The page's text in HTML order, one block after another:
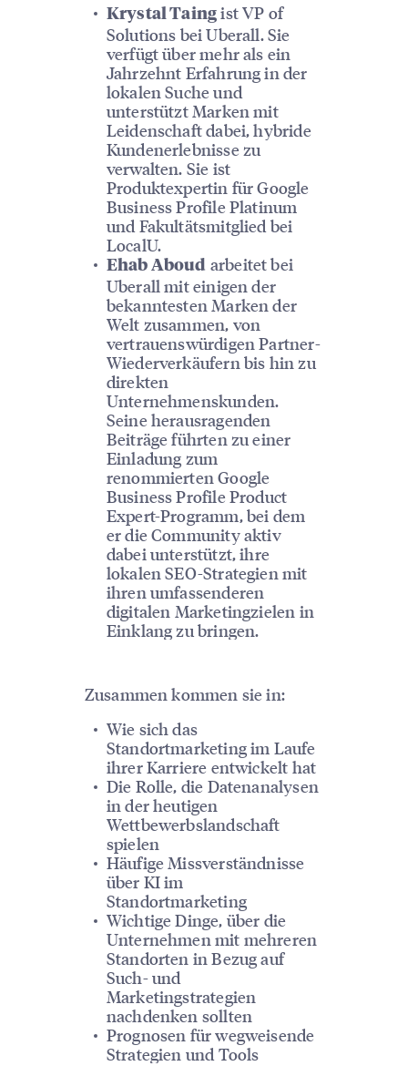
Krystal Taing ist VP of
Solutions bei Uberall. Sie
verfügt über mehr als ein
Jahrzehnt Erfahrung in der
lokalen Suche und
unterstützt Marken mit
Leidenschaft dabei, hybride
Kundenerlebnisse zu
verwalten. Sie ist
Produktexpertin für Google
Business Profile Platinum
und Fakultätsmitglied bei
LocalU.
Ehab Aboud arbeitet bei
Uberall mit einigen der
bekanntesten Marken der
Welt zusammen, von
vertrauenswürdigen Partner-
Wiederverkäufern bis hin zu
direkten
Unternehmenskunden.
Seine herausragenden
Beiträge führten zu einer
Einladung zum
renommierten Google
Business Profile Product
Expert-Programm, bei dem
er die Community aktiv
dabei unterstützt, ihre
lokalen SEO-Strategien mit
ihren umfassenderen
digitalen Marketingzielen in
Einklang zu bringen.
Zusammen kommen sie in:
Wie sich das
Standortmarketing im Laufe
ihrer Karriere entwickelt hat
Die Rolle, die Datenanalysen
in der heutigen
Wettbewerbslandschaft
spielen
Häufige Missverständnisse
über KI im
Standortmarketing
Wichtige Dinge, über die
Unternehmen mit mehreren
Standorten in Bezug auf
Such- und
Marketingstrategien
nachdenken sollten
Prognosen für wegweisende
Strategien und Tools